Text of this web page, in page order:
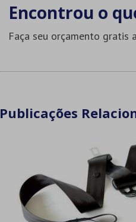
Encontrou o
Faça seu orçamento gratis
Publicações